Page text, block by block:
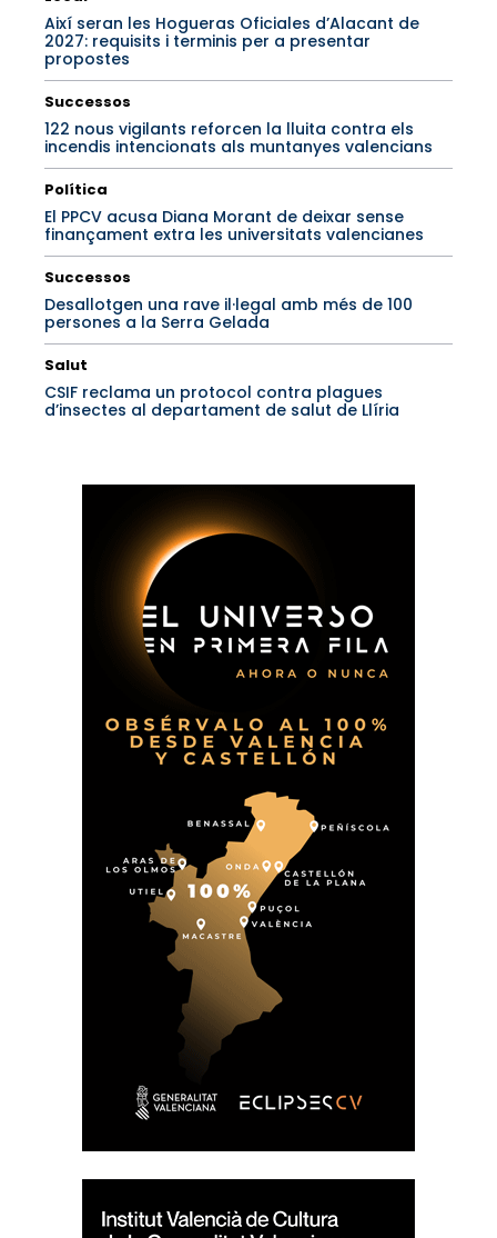
Així seran les Hogueras Oficiales d’Alacant de
2027: requisits i terminis per a presentar
propostes
Successos
122 nous vigilants reforcen la lluita contra els
incendis intencionats als muntanyes valencians
Política
El PPCV acusa Diana Morant de deixar sense
finançament extra les universitats valencianes
Successos
Desallotgen una rave il·legal amb més de 100
persones a la Serra Gelada
Salut
CSIF reclama un protocol contra plagues
d’insectes al departament de salut de Llíria